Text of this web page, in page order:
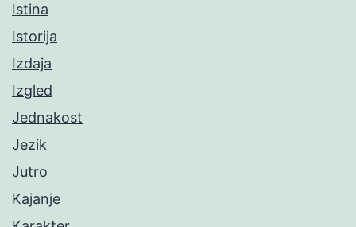
Istina
Istorija
Izdaja
Izgled
Jednakost
Jezik
Jutro
Kajanje